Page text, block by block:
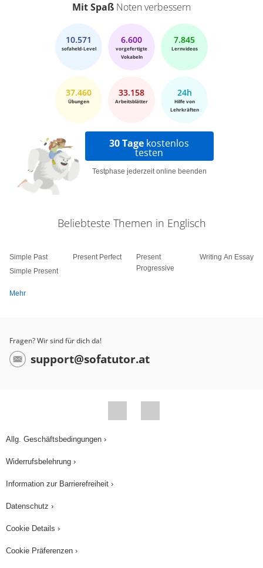
Mit Spaß Noten verbessern
10.571
sofaheld-Level
6.600
vorgefertigte
Vokabeln
7.845
Lernvideos
37.460
Übungen
33.158
Arbeitsblätter
24h
Hilfe von
Lehrkräften
30 Tage kostenlos
testen
Testphase jederzeit online beenden
Beliebteste Themen in Englisch
Simple Past
Simple Present
Present Perfect
Present
Progressive
Writing An Essay
Mehr
Fragen? Wir sind für dich da!
support@sofatutor.at
Allg. Geschäftsbedingungen ›
Widerrufsbelehrung ›
Information zur Barrierefreiheit ›
Datenschutz ›
Cookie Details ›
Cookie Präferenzen ›